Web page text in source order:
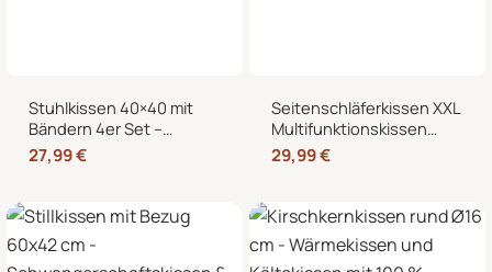
Stuhlkissen 40×40 mit
Bändern 4er Set –
Sitzkissen für Indoor &
Outdoor
27,99€
Seitenschläferkissen XXL
Multifunktionskissen
Stillkissen – Lesekissen
für Bett und Sofa, weich
29,99€